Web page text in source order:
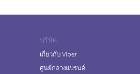
บริษัท
เกี่ยวกับ Viber
ศูนย์กลางแบรนด์